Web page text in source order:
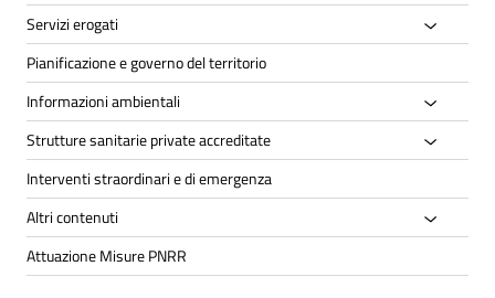
Servizi erogati
Pianificazione e governo del territorio
Informazioni ambientali
Strutture sanitarie private accreditate
Interventi straordinari e di emergenza
Altri contenuti
Attuazione Misure PNRR